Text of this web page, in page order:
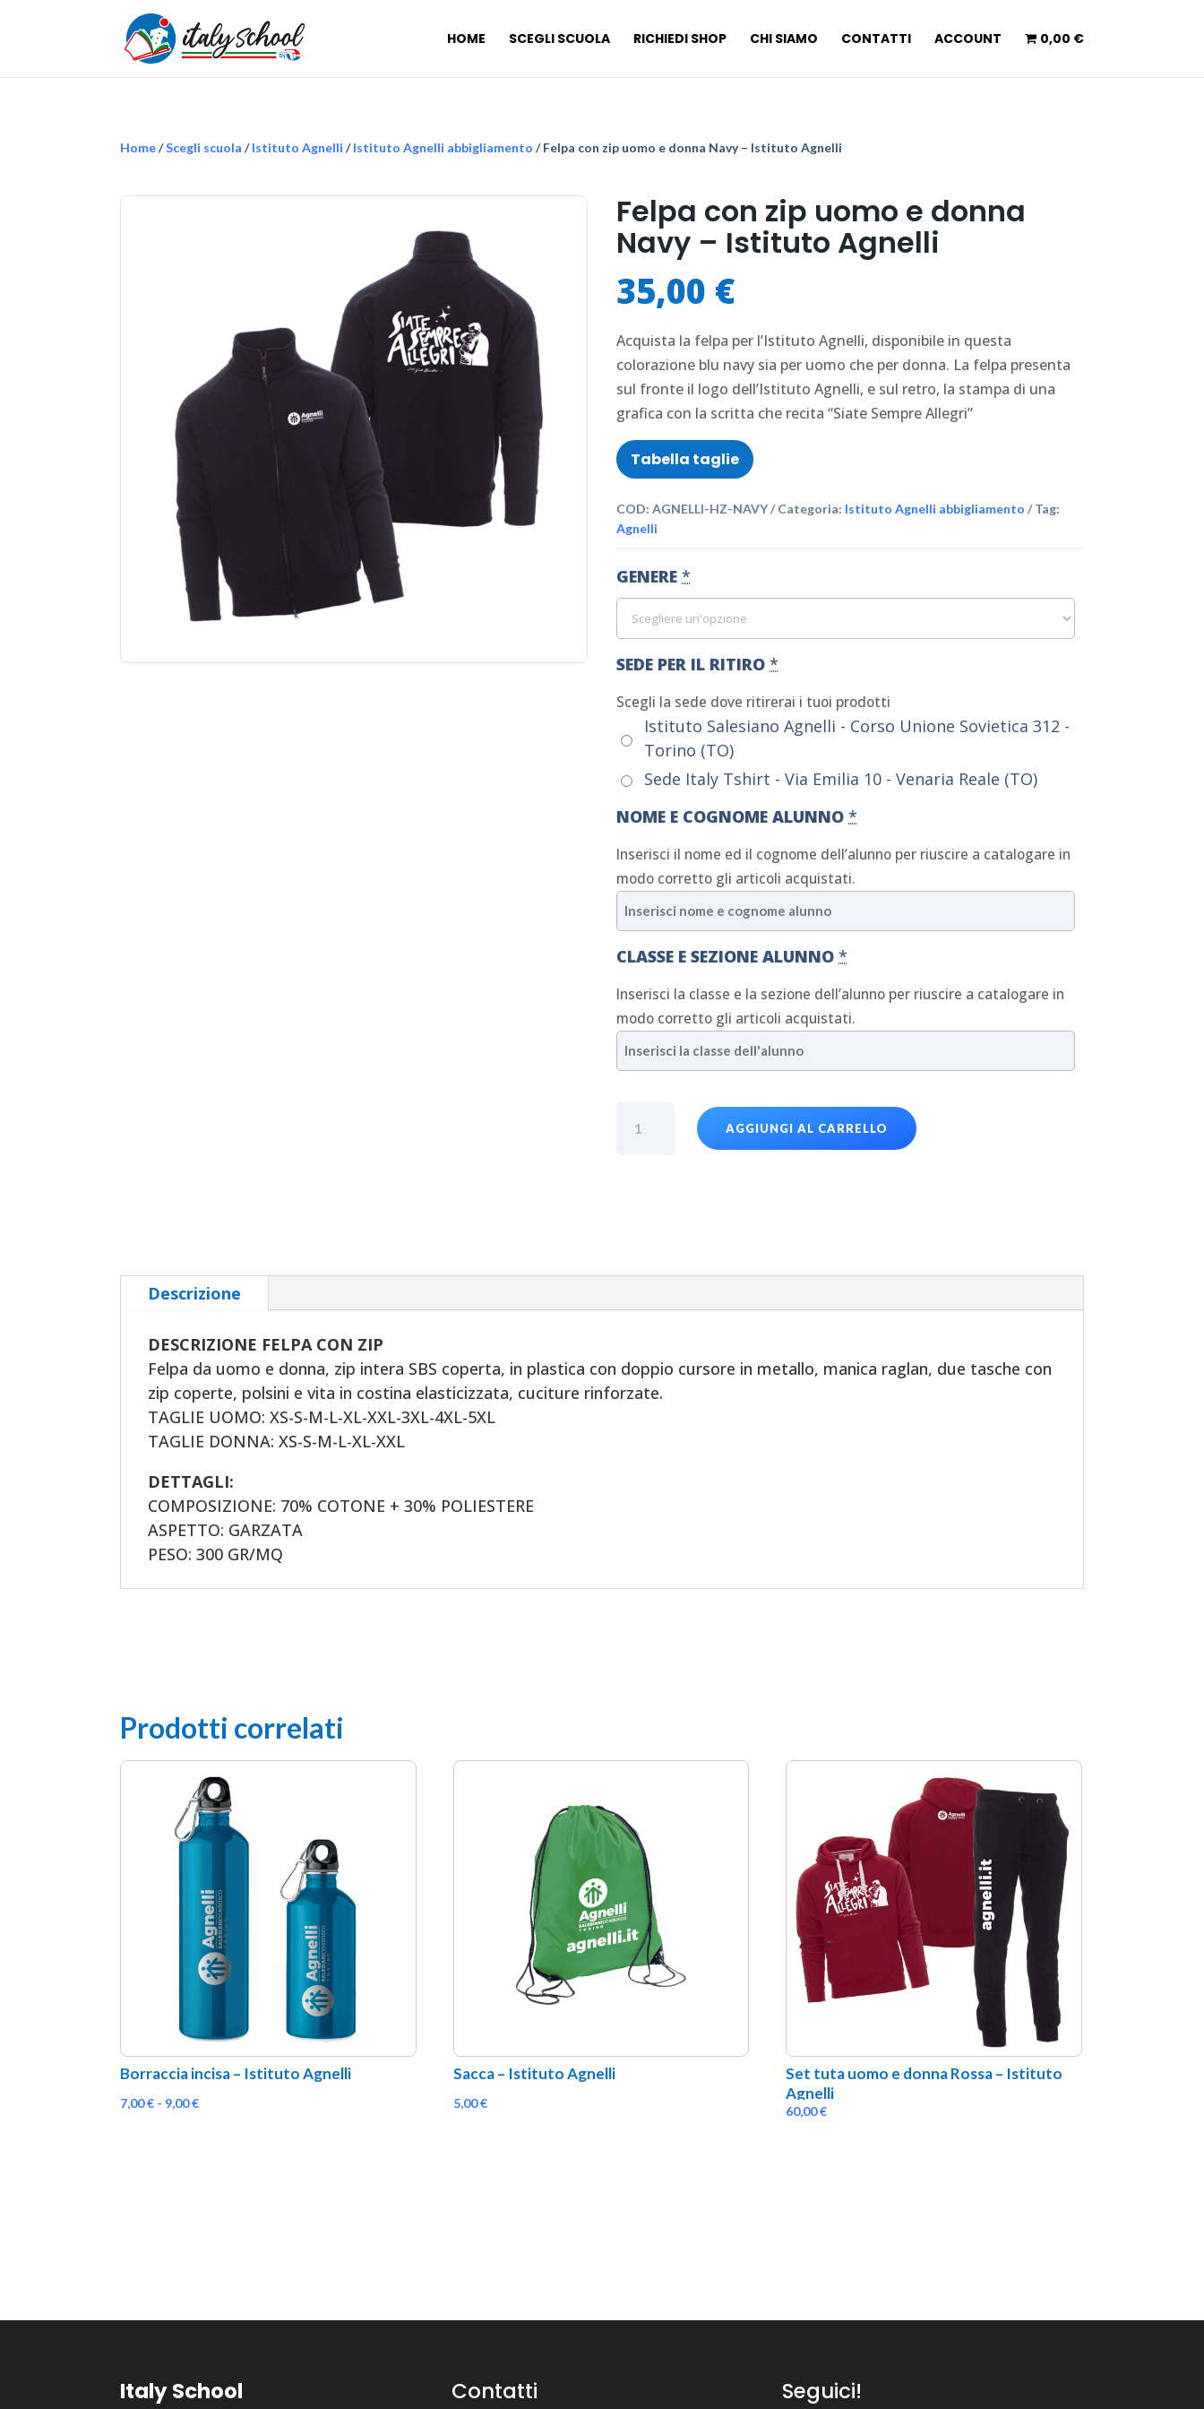
HOME SCEGLI SCUOLA RICHIEDI SHOP CHI SIAMO CONTATTI ACCOUNT 0,00 €
Home/Scegli scuola /Istituto Agnelli /Istituto Agnelli abbigliamento / Felpa con zip uomo e donna Navy – Istituto Agnelli
Felpa con zip uomo e donna
Navy – Istituto Agnelli
35,00 €
Acquista la felpa per l’Istituto Agnelli, disponibile in questa
colorazione blu navy sia per uomo che per donna. La felpa presenta
sul fronte il logo dell’Istituto Agnelli, e sul retro, la stampa di una
grafica con la scritta che recita “Siate Sempre Allegri”
Tabella taglie
COD:AGNELLI-HZ-NAVY Categoria: Istituto Agnelli abbigliamento
Tag:
Agnelli
GENERE *
SEDE PER IL RITIRO *
Scegli la sede dove ritirerai i tuoi prodotti
Istituto Salesiano Agnelli - Corso Unione Sovietica 312 -
Torino (TO)
Sede Italy Tshirt - Via Emilia 10 - Venaria Reale (TO)
NOME E COGNOME ALUNNO *
Inserisci il nome ed il cognome dell’alunno per riuscire a catalogare in
modo corretto gli articoli acquistati.
CLASSE E SEZIONE ALUNNO *
Inserisci la classe e la sezione dell’alunno per riuscire a catalogare in
modo corretto gli articoli acquistati.
con
-
Istituto
AGGIUNGI AL CARRELLO
Descrizione
DESCRIZIONE FELPA CON ZIP
Felpa da uomo e donna, zip intera SBS coperta, in plastica con doppio cursore in metallo, manica raglan, due tasche con
zip coperte, polsini e vita in costina elasticizzata, cuciture rinforzate.
TAGLIE UOMO: XS-S-M-L-XL-XXL-3XL-4XL-5XL
TAGLIE DONNA: XS-S-M-L-XL-XXL
DETTAGLI:
COMPOSIZIONE: 70% COTONE + 30% POLIESTERE
ASPETTO: GARZATA
PESO: 300 GR/MQ
Prodotti correlati
Borraccia incisa – Istituto Agnelli
7,00€ - 9,00€Fascia
Sacca – Istituto Agnelli
5,00€
Set tuta uomo e donna Rossa – Istituto
Agnelli
60,00€
Italy School Contatti Seguici!